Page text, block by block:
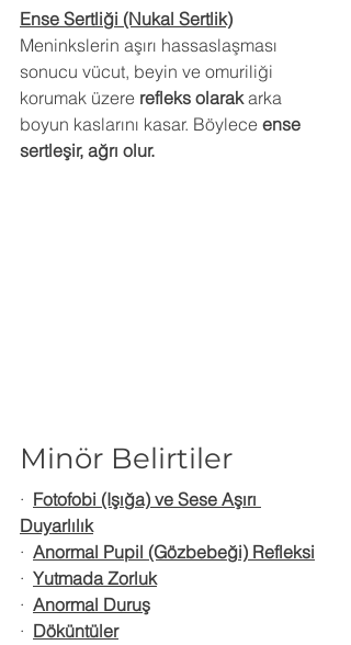
Ense Sertliği (Nukal Sertlik)
Meninkslerin aşırı hassaslaşması
sonucu vücut, beyin ve omuriliği
korumak üzere refleks olarak arka
boyun kaslarını kasar. Böylece ense
sertleşir, ağrı olur.
Minör Belirtiler
· Fotofobi (Işığa) ve Sese Aşırı
Duyarlılık
· Anormal Pupil (Gözbebeği) Refleksi
· Yutmada Zorluk
· Anormal Duruş
· Döküntüler